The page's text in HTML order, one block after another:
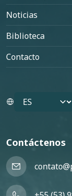
Noticias
Biblioteca
Contacto
Select your
Contáctenos